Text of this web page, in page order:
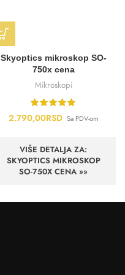
Skyoptics mikroskop SO-
750x cena
Mikroskopi
2.790,00RSD Sa PDV-om
VIŠE DETALJA ZA:
SKYOPTICS MIKROSKOP
SO-750X CENA »»